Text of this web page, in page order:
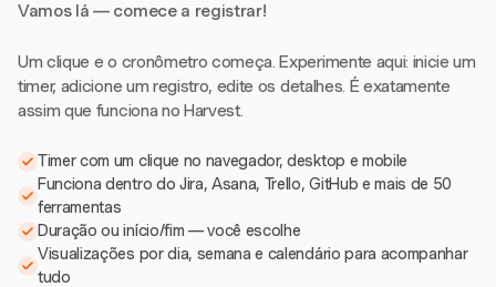
Vamos lá — comece a registrar!
Um clique e o cronômetro começa. Experimente aqui: inicie um
timer, adicione um registro, edite os detalhes. É exatamente
assim que funciona no Harvest.
Timer com um clique no navegador, desktop e mobile
Funciona dentro do Jira, Asana, Trello, GitHub e mais de 50
ferramentas
Duração ou início/fim — você escolhe
Visualizações por dia, semana e calendário para acompanhar
tudo